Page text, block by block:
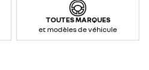
TOUTES MARQUES
et modèles de véhicule